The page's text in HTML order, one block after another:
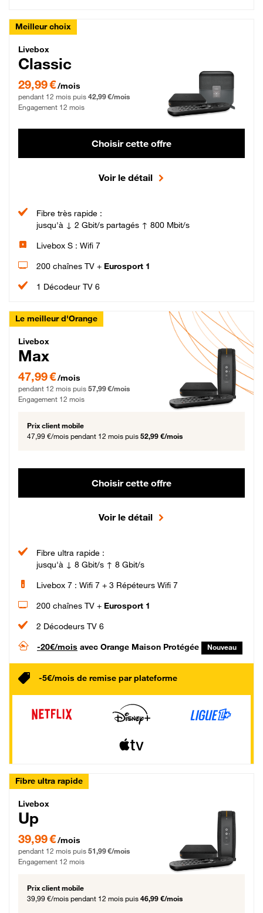
Meilleur choix
Livebox Classic Fibre
Livebox
Classic
29,99 € par mois pendant 12 mois puis 42,99 € par mois, Engagement 12 mois
29,99 €/mois
pendant 12 mois puis 42,99 €/mois
Engagement 12 mois
Choisir cette offre
Voir le détail
Fibre très rapide :
jusqu'à ↓ 2 Gbit/s partagés ↑ 800 Mbit/s
Livebox S : Wifi 7
200 chaînes TV + Eurosport 1
1 Décodeur TV 6
Le meilleur d'Orange
Livebox Max Fibre
Livebox
Max
47,99 € par mois pendant 12 mois puis 57,99 € par mois, Engagement 12 mois
47,99 €/mois
pendant 12 mois puis 57,99 €/mois
Engagement 12 mois
Prix client mobile
47,99 €/mois pendant 12 mois puis 52,99 €/mois
Choisir cette offre
Voir le détail
Fibre ultra rapide :
jusqu'à ↓ 8 Gbit/s ↑ 8 Gbit/s
Livebox 7 : Wifi 7 + 3 Répéteurs Wifi 7
200 chaînes TV + Eurosport 1
2 Décodeurs TV 6
-20€/mois avec Orange Maison Protégée Nouveau
-5€/mois de remise par plateforme
Fibre ultra rapide
Livebox Up Fibre
Livebox
Up
39,99 € par mois pendant 12 mois puis 51,99 € par mois, Engagement 12 mois
39,99 €/mois
pendant 12 mois puis 51,99 €/mois
Engagement 12 mois
Prix client mobile
39,99 €/mois pendant 12 mois puis 46,99 €/mois